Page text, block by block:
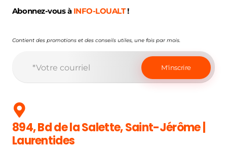
Abonnez-vous à INFO-LOUALT!
Contient des promotions et des conseils utiles, une fois par mois.
894, Bd de la Salette, Saint-Jérôme |
Laurentides